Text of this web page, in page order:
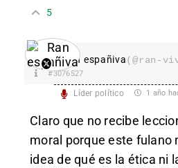
5
Ran españiva(@ran-
#3076527
Líder político 1 año
Claro que no recibe
moral porque este fulano
idea de qué es la ética ni